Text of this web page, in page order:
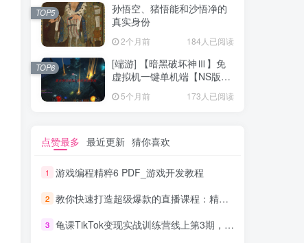
孙悟空、猪悟能和沙悟净的
真实身份
2个月前 184人已阅读
TOP5
[端游] 【暗黑破坏神Ⅲ】免
虚拟机一键单机端【NS版
5个月前 173人已阅读
TOP6
点赞最多 最近更新 猜你喜欢
1 游戏编程精粹6 PDF_游戏开发教程
2 教你快速打造超级爆款的直播课程：精炼干货的4S玩法（视频干货）
3 龟课TikTok变现实战训练营线上第3期，轻松月入10000+